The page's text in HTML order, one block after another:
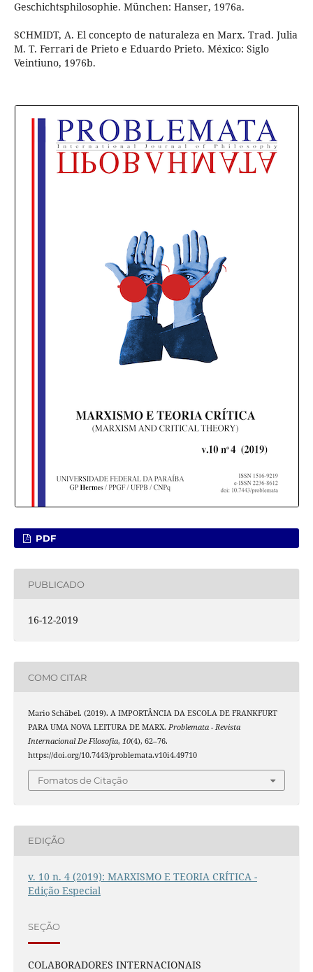
Geschichtsphilosophie. München: Hanser, 1976a.
SCHMIDT, A. El concepto de naturaleza en Marx. Trad. Julia
M. T. Ferrari de Prieto e Eduardo Prieto. México: Siglo
Veintiuno, 1976b.
PDF
PUBLICADO
16-12-2019
COMO CITAR
Mario Schäbel. (2019). A IMPORTÂNCIA DA ESCOLA DE FRANKFURT
PARA UMA NOVA LEITURA DE MARX. Problemata - Revista
Internacional De Filosofia, 10(4), 62–76.
https://doi.org/10.7443/problemata.v10i4.49710
Fomatos de Citação
EDIÇÃO
v. 10 n. 4 (2019): MARXISMO E TEORIA CRÍTICA -
Edição Especial
SEÇÃO
COLABORADORES INTERNACIONAIS